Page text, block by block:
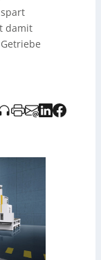
damit